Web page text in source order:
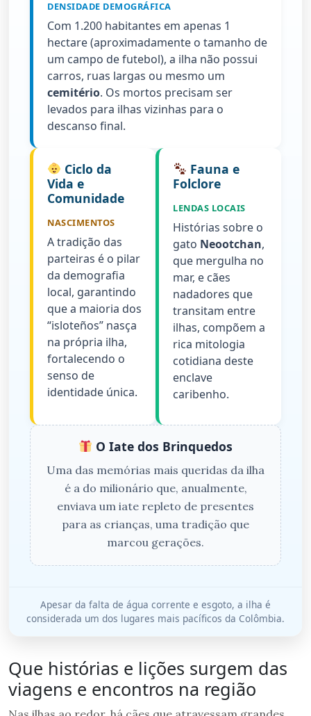
DENSIDADE DEMOGRÁFICA
Com 1.200 habitantes em apenas 1
hectare (aproximadamente o tamanho de
um campo de futebol), a ilha não possui
carros, ruas largas ou mesmo um
cemitério. Os mortos precisam ser
levados para ilhas vizinhas para o
descanso final.
Ciclo da
Vida e
Comunidade
NASCIMENTOS
A tradição das
parteiras é o pilar
da demografia
local, garantindo
que a maioria dos
“isloteños” nasça
na própria ilha,
fortalecendo o
senso de
identidade única.
Fauna e
Folclore
LENDAS LOCAIS
Histórias sobre o
gato Neootchan,
que mergulha no
mar, e cães
nadadores que
transitam entre
ilhas, compõem a
rica mitologia
cotidiana deste
enclave
caribenho.
O Iate dos Brinquedos
Uma das memórias mais queridas da ilha
é a do milionário que, anualmente,
enviava um iate repleto de presentes
para as crianças, uma tradição que
marcou gerações.
Apesar da falta de água corrente e esgoto, a ilha é
considerada um dos lugares mais pacíficos da Colômbia.
Que histórias e lições surgem das
viagens e encontros na região